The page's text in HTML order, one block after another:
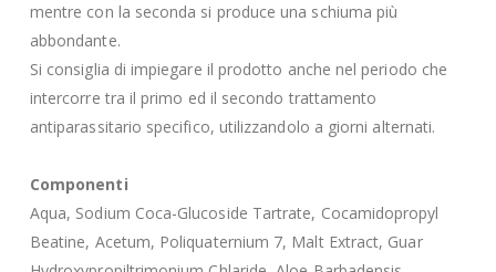
mentre con la seconda si produce una schiuma più
abbondante.
Si consiglia di impiegare il prodotto anche nel periodo che
intercorre tra il primo ed il secondo trattamento
antiparassitario specifico, utilizzandolo a giorni alternati.
Componenti
Aqua, Sodium Coca-Glucoside Tartrate, Cocamidopropyl
Beatine, Acetum, Poliquaternium 7, Malt Extract, Guar